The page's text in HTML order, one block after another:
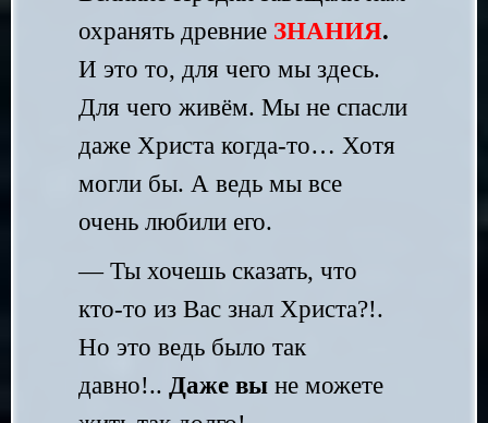
охранять древние ЗНАНИЯ.
И это то, для чего мы здесь.
Для чего живём. Мы не спасли
даже Христа когда-то… Хотя
могли бы. А ведь мы все
очень любили его.
— Ты хочешь сказать, что
кто-то из Вас знал Христа?!.
Но это ведь было так
давно!.. Даже выне можете